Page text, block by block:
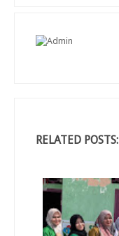
RELATED POSTS: